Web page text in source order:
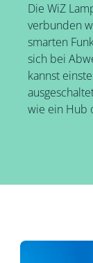
Die WiZ
verbunden
smarten
sich bei
kannst
wie ein Hub